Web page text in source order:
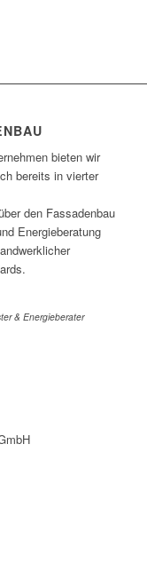
bieten wir
bereits in vierter
den Fassadenbau
Energieberatung
& Energieberater